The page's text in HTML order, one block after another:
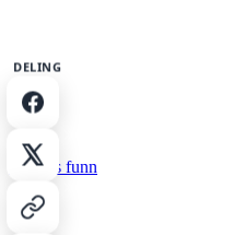
DELING
Del på Facebook
Del på X
Kopier lenke
Dagens funn